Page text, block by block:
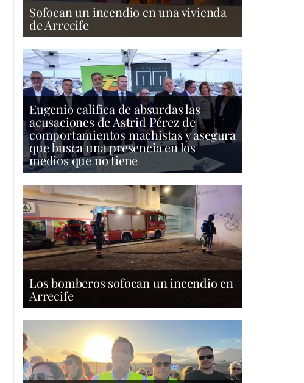
Sofocan un incendio en una vivienda
de Arrecife
Eugenio califica de absurdas las
acusaciones de Astrid Pérez de
comportamientos machistas y asegura
que busca una presencia en los
medios que no tiene
Los bomberos sofocan un incendio en
Arrecife